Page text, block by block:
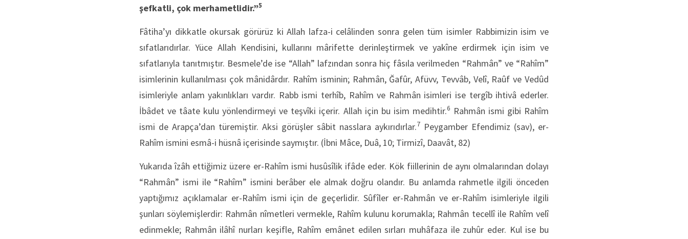
şefkatli, çok merhametlidir.”5
Fâtiha’yı dikkatle okursak görürüz ki Allah lafza-i celâlinden sonra gelen tüm isimler Rabbimizin isim ve
sıfatlarıdırlar. Yüce Allah Kendisini, kullarını mârifette derinleştirmek ve yakîne erdirmek için isim ve
sıfatlarıyla tanıtmıştır. Besmele’de ise “Allah” lafzından sonra hiç fâsıla verilmeden “Rahmân” ve “Rahîm”
isimlerinin kullanılması çok mânidârdır. Rahîm isminin; Rahmân, Ğafûr, Afüvv, Tevvâb, Velî, Raûf ve Vedûd
isimleriyle anlam yakınlıkları vardır. Rabb ismi terhîb, Rahîm ve Rahmân isimleri ise tergîb ihtivâ ederler.
İbâdet ve tâate kulu yönlendirmeyi ve teşvîki içerir. Allah için bu isim medihtir.6 Rahmân ismi gibi Rahîm
ismi de Arapça’dan türemiştir. Aksi görüşler sâbit nasslara aykırıdırlar.7 Peygamber Efendimiz (sav), er-
Rahîm ismini esmâ-i hüsnâ içerisinde saymıştır. (İbni Mâce, Duâ, 10; Tirmizî, Daavât, 82)
Yukarıda îzâh ettiğimiz üzere er-Rahîm ismi husûsîlik ifâde eder. Kök fiillerinin de aynı olmalarından dolayı
“Rahmân” ismi ile “Rahîm” ismini berâber ele almak doğru olandır. Bu anlamda rahmetle ilgili önceden
yaptığımız açıklamalar er-Rahîm ismi için de geçerlidir. Sûfîler er-Rahmân ve er-Rahîm isimleriyle ilgili
şunları söylemişlerdir: Rahmân nîmetleri vermekle, Rahîm kulunu korumakla; Rahmân tecellî ile Rahîm velî
edinmekle; Rahmân ilâhî nurları keşifle, Rahîm emânet edilen sırları muhâfaza ile zuhûr eder. Kul ise bu